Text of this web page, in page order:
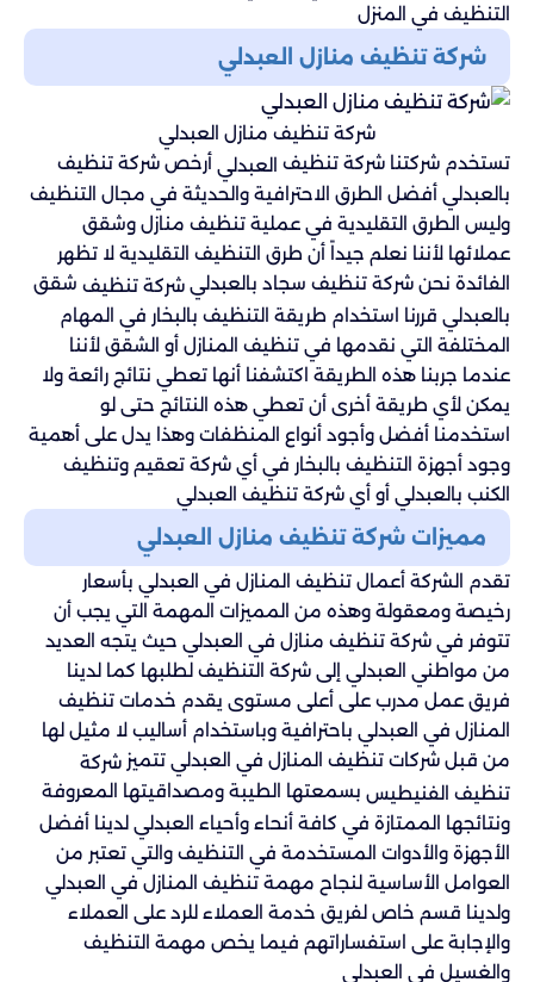
التنظيف في المنزل
شركة تنظيف منازل العبدلي
شركة تنظيف منازل العبدلي
تستخدم شركتنا شركة تنظيفالعبدلي أرخص شركة تنظيف
بالعبدلي أفضل الطرق الاحترافية والحديثة في مجال التنظيف
وليس الطرق التقليدية في عملية تنظيف منازل وشقق
عملائها لأننا نعلم جيداً أن طرق التنظيف التقليدية لا تظهر
الفائدة نحن شركة تنظيف سجاد بالعبدلي شركة تنظيفشقق
بالعبدلي قررنا استخدام طريقة التنظيف بالبخار في المهام
المختلفة التي نقدمها في تنظيف المنازل أو الشقق لأننا
عندما جربنا هذه الطريقة اكتشفنا أنها تعطي نتائج رائعة ولا
يمكن لأي طريقة أخرى أن تعطي هذه النتائج حتى لو
استخدمنا أفضل وأجود أنواع المنظفات وهذا يدل على أهمية
وجود أجهزة التنظيف بالبخار في أي شركة تعقيم وتنظيف
الكنب بالعبدلي أو أي شركة تنظيف العبدلي
مميزات شركة تنظيف منازل العبدلي
تقدم الشركة أعمال تنظيف المنازل في العبدلي بأسعار
رخيصة ومعقولة وهذه من المميزات المهمة التي يجب أن
تتوفر في شركة تنظيف منازل في العبدلي حيث يتجه العديد
من مواطني العبدلي إلى شركة التنظيف لطلبها كما لدينا
فريق عمل مدرب على أعلى مستوى يقدم خدمات تنظيف
المنازل في العبدلي باحترافية وباستخدام أساليب لا مثيل لها
من قبل شركات تنظيف المنازل في العبدلي تتميزشركة
تنظيف الفنيطيسبسمعتها الطيبة ومصداقيتها المعروفة
ونتائجها الممتازة في كافة أنحاء وأحياء العبدلي لدينا أفضل
الأجهزة والأدوات المستخدمة في التنظيف والتي تعتبر من
العوامل الأساسية لنجاح مهمة تنظيف المنازل في العبدلي
ولدينا قسم خاص لفريق خدمة العملاء للرد على العملاء
والإجابة على استفساراتهم فيما يخص مهمة التنظيف
والغسيل في العبدلي